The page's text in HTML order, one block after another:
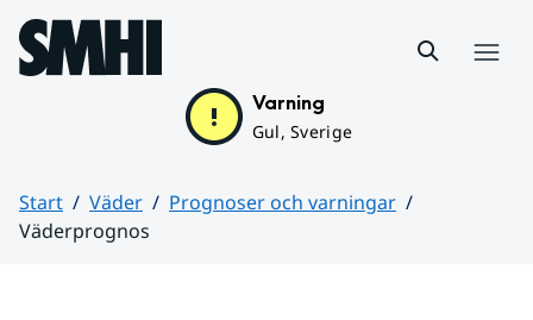
Hoppa till sidans innehåll
Varning
Gul, Sverige
Start Väder
Prognoser och varningar
Väderprognos